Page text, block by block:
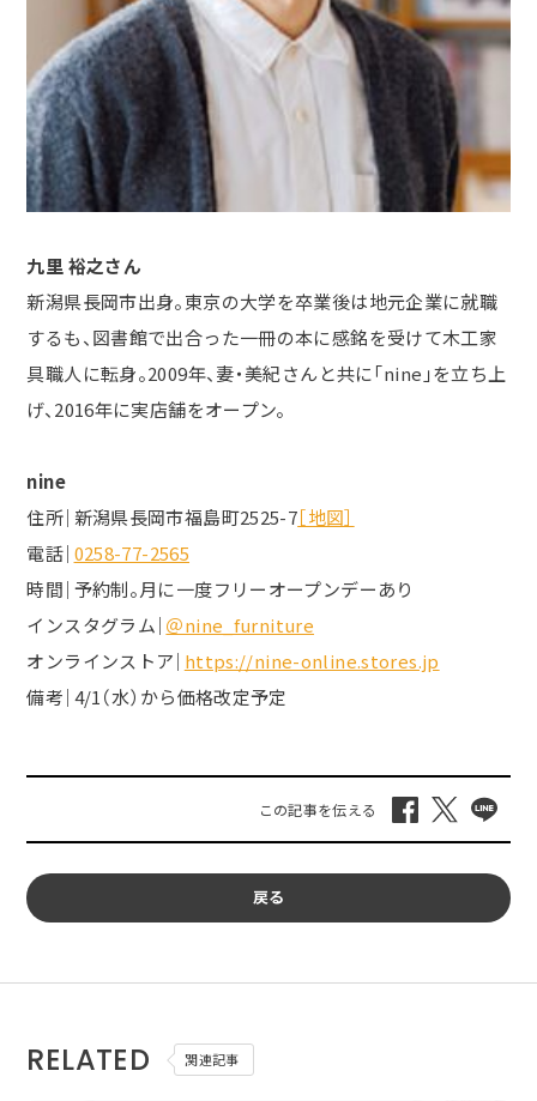
九里 裕之さん
新潟県長岡市出身。東京の大学を卒業後は地元企業に就職
するも、図書館で出合った一冊の本に感銘を受けて木工家
具職人に転身。2009年、妻・美紀さんと共に「nine」を立ち上
げ、2016年に実店舗をオープン。
nine
住所｜新潟県長岡市福島町2525-7［地図］
電話｜ 0258-77-2565
時間｜予約制。月に一度フリーオープンデーあり
インスタグラム｜ ＠nine_furniture
オンラインストア｜ https://nine-online.stores.jp
備考｜4/1（水）から価格改定予定
戻る
RELATED 関連記事